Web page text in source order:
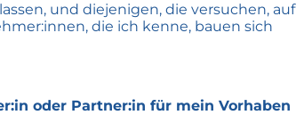
und diejenigen, die versuchen, auf
die ich kenne, bauen sich
oder Partner:in für mein Vorhaben